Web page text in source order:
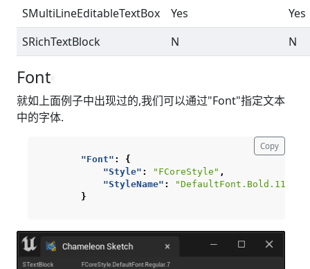
SMultiLineEditableTextBox
Yes
Yes
SRichTextBlock
N N
Font
就如上面例子中出现过的,我们可以通过"Font"指定文本
中的字体.
"Font" :
{
"Style" : "FCoreStyle" ,
"StyleName" :
"DefaultFont.Bold.11"
}
Copy